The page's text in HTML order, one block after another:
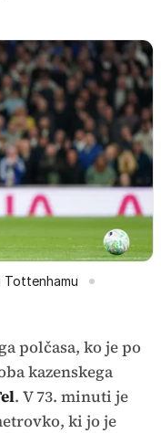
polčasa, ko je po
kazenskega
. V 73. minuti je
ki jo je